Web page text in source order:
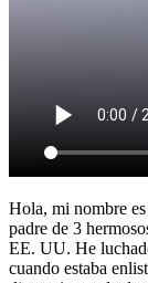
Hola, mi nombre
padre de 3
EE. UU. He
cuando estaba